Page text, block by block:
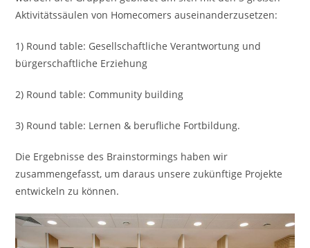
Aktivitätssäulen von Homecomers auseinanderzusetzen:
1) Round table: Gesellschaftliche Verantwortung und
bürgerschaftliche Erziehung
2) Round table: Community building
3) Round table: Lernen & berufliche Fortbildung.
Die Ergebnisse des Brainstormings haben wir
zusammengefasst, um daraus unsere zukünftige Projekte
entwickeln zu können.